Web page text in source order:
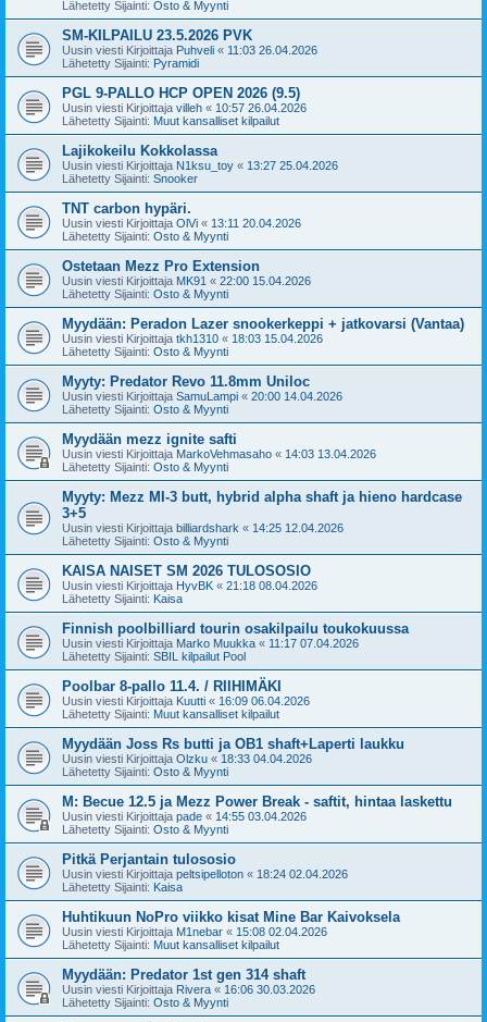
Lähetetty Sijainti: Osto & Myynti
SM-KILPAILU 23.5.2026 PVK
Uusin viesti Kirjoittaja Puhveli « 11:03 26.04.2026
Lähetetty Sijainti: Pyramidi
PGL 9-PALLO HCP OPEN 2026 (9.5)
Uusin viesti Kirjoittaja villeh « 10:57 26.04.2026
Lähetetty Sijainti: Muut kansalliset kilpailut
Lajikokeilu Kokkolassa
Uusin viesti Kirjoittaja N1ksu_toy « 13:27 25.04.2026
Lähetetty Sijainti: Snooker
TNT carbon hypäri.
Uusin viesti Kirjoittaja OlVi « 13:11 20.04.2026
Lähetetty Sijainti: Osto & Myynti
Ostetaan Mezz Pro Extension
Uusin viesti Kirjoittaja MK91 « 22:00 15.04.2026
Lähetetty Sijainti: Osto & Myynti
Myydään: Peradon Lazer snookerkeppi + jatkovarsi (Vantaa)
Uusin viesti Kirjoittaja tkh1310 « 18:03 15.04.2026
Lähetetty Sijainti: Osto & Myynti
Myyty: Predator Revo 11.8mm Uniloc
Uusin viesti Kirjoittaja SamuLampi « 20:00 14.04.2026
Lähetetty Sijainti: Osto & Myynti
Myydään mezz ignite safti
Uusin viesti Kirjoittaja MarkoVehmasaho « 14:03 13.04.2026
Lähetetty Sijainti: Osto & Myynti
Myyty: Mezz MI-3 butt, hybrid alpha shaft ja hieno hardcase
3+5
Uusin viesti Kirjoittaja billiardshark « 14:25 12.04.2026
Lähetetty Sijainti: Osto & Myynti
KAISA NAISET SM 2026 TULOSOSIO
Uusin viesti Kirjoittaja HyvBK « 21:18 08.04.2026
Lähetetty Sijainti: Kaisa
Finnish poolbilliard tourin osakilpailu toukokuussa
Uusin viesti Kirjoittaja Marko Muukka « 11:17 07.04.2026
Lähetetty Sijainti: SBIL kilpailut Pool
Poolbar 8-pallo 11.4. / RIIHIMÄKI
Uusin viesti Kirjoittaja Kuutti « 16:09 06.04.2026
Lähetetty Sijainti: Muut kansalliset kilpailut
Myydään Joss Rs butti ja OB1 shaft+Laperti laukku
Uusin viesti Kirjoittaja Olzku « 18:33 04.04.2026
Lähetetty Sijainti: Osto & Myynti
M: Becue 12.5 ja Mezz Power Break - saftit, hintaa laskettu
Uusin viesti Kirjoittaja pade « 14:55 03.04.2026
Lähetetty Sijainti: Osto & Myynti
Pitkä Perjantain tulososio
Uusin viesti Kirjoittaja peltsipelloton « 18:24 02.04.2026
Lähetetty Sijainti: Kaisa
Huhtikuun NoPro viikko kisat Mine Bar Kaivoksela
Uusin viesti Kirjoittaja M1nebar « 15:08 02.04.2026
Lähetetty Sijainti: Muut kansalliset kilpailut
Myydään: Predator 1st gen 314 shaft
Uusin viesti Kirjoittaja Rivera « 16:06 30.03.2026
Lähetetty Sijainti: Osto & Myynti